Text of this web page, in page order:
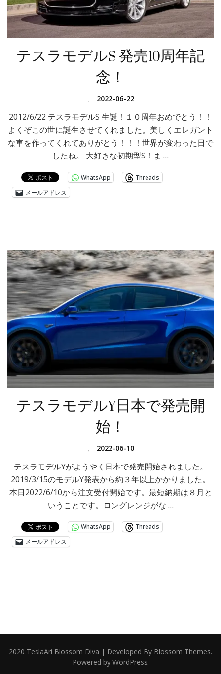
テスラモデルS 発売10周年記
念！
、 2022-06-22
2012/6/22 テスラモデルS 生誕！１０周年おめでとう！！
よくぞこの世に誕生させてくれました。美しくエレガント
な車を作ってくれてありがとう！！！世界が変わった日で
したね。 大好きな初期型S！ま …
WhatsApp
Threads
メールアドレス
テスラモデルY日本で発売開
始！
2022-06-10
テスラモデルYがようやく日本で発売開始されました。
2019/3/15のモデルY発表から約３年以上かかりました。
本日2022/6/10から注文受付開始です。最短納期は８月と
いうことです。ロングレンジがな …
WhatsApp
Threads
メールアドレス
2020 TeslaAri Blossom Diva | Developed By Blossom Themes.
Powered by WordPress.